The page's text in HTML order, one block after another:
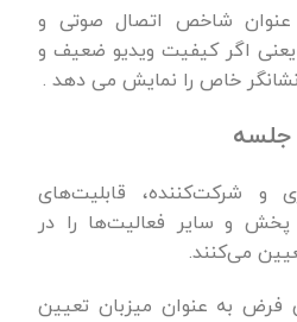
شاخص اتصال صوتی و
اگر کیفیت ویدیو ضعیف و
خاص را نمایش می دهد .
جلسه
و شرکت‌کننده، قابلیت‌های
پخش و سایر فعالیت‌ها را در
به عنوان میزبان تعیین